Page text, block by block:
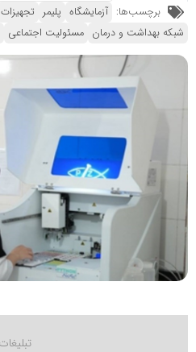
برچسب‌ها: آزمایشگاه پلیمر تجهیزات
شبکه بهداشت و درمان مسئولیت اجتماعی